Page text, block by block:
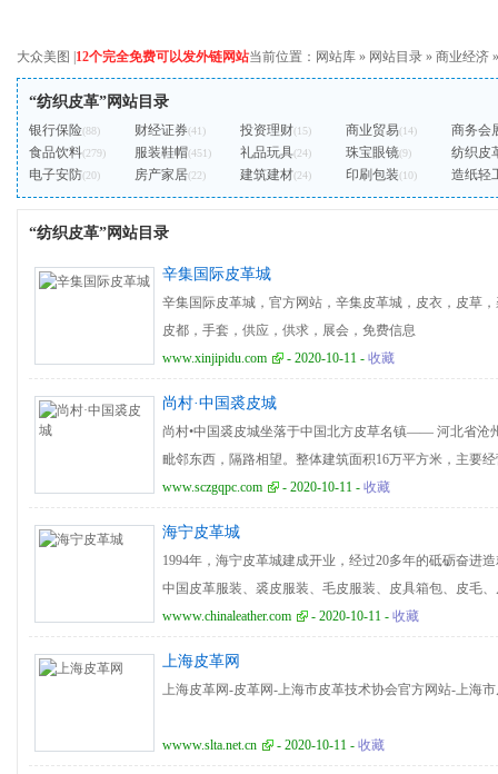
大众美图 12个完全免费可以发外链网站当前位置： 网站库 » 网站目录 » 商业经济
“纺织皮革”网站目录
银行保险(88) 财经证券(41) 投资理财(15) 商业贸易(14)
商务会
食品饮料(279) 服装鞋帽(451) 礼品玩具(24) 珠宝眼镜(9)
纺织皮
电子安防(20) 房产家居(22) 建筑建材(24) 印刷包装(10) 造纸轻
“纺织皮革”网站目录
辛集国际皮革城
辛集国际皮革城，官方网站，辛集皮革城，皮衣，皮草
皮都，手套，供应，供求，展会，免费信息
www.xinjipidu.com
- 2020-10-11 - 收藏
尚村·中国裘皮城
尚村•中国裘皮城坐落于中国北方皮草名镇—— 河北省沧
毗邻东西，隔路相望。整体建筑面积16万平方米，主要
营模式：前店后厂。 商品特点：物美价廉。 尚村•中国
熟市场（已经成功运营十年）。
www.sczgqpc.com - 2020-10-11 - 收藏
海宁皮革城
1994年，海宁皮革城建成开业，经过20多年的砥砺奋进
中国皮革服装、裘皮服装、毛皮服装、皮具箱包、皮毛
场行情、流行趋势的发布地，成为了誉满全球的皮革专业
fashion, a leading market in China’s leather industry, a
clothing, leather luggage, fur, leather and footwear, a leather
座（皮装•鞋业广场）、C座（皮草广场）、D座（裘皮
wwww.chinaleather.com - 2020-10-11 - 收藏
上海皮革网
上海皮革网-皮革网-上海市皮革技术协会官方网站-上海
wwww.slta.net.cn - 2020-10-11 - 收藏